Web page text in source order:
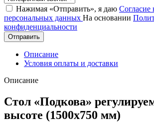
Нажимая «Отправить», я даю Согласие
персональных данных На основании
конфиденциальности
Отправить
Описание
Условия оплаты и доставки
Описание
Стол «Подкова»
высоте (1500х750 мм)